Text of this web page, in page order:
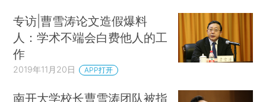
专访|曹雪涛论文造假爆料
人：学术不端会白费他人的工
作
2019年11月20日 APP打开
南开大学校长曹雪涛团队被指